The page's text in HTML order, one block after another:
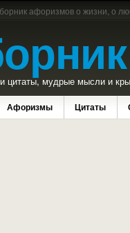
афоризмов о жизни, о
цитаты, мудрые мысли и
Афоризмы Цитаты